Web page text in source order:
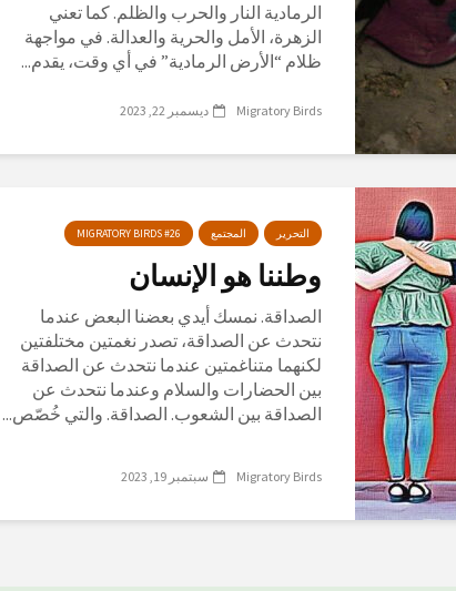
الرمادية النار والحرب والظلم. كما تعني
الزهرة، الأمل والحرية والعدالة. في مواجهة
ظلام “الأرض الرمادية” في أي وقت، يقدم...
Migratory Birds ديسمبر 22, 2023
التحرير المجتمع MIGRATORY BIRDS #26
وطننا هو الإنسان
الصداقة. نمسك أيدي بعضنا البعض عندما
نتحدث عن الصداقة، تصدر نغمتين مختلفتين
لكنهما متناغمتين عندما نتحدث عن الصداقة
بين الحضارات والسلام وعندما نتحدث عن
الصداقة بين الشعوب. الصداقة. والتي خُصّص...
Migratory Birds سبتمبر 19, 2023